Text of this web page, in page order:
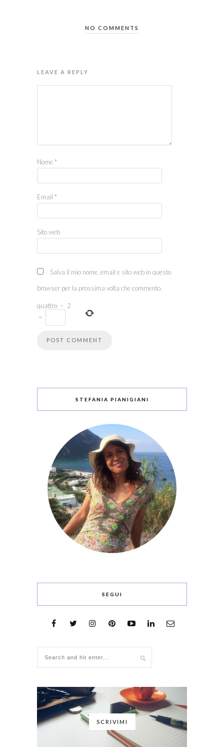
NO COMMENTS
LEAVE A REPLY
Nome *
Email *
Sito web
Salva il mio nome, email e sito web in questo
browser per la prossima volta che commento.
quattro − 2
=
STEFANIA PIANIGIANI
SEGUI
SCRIVIMI